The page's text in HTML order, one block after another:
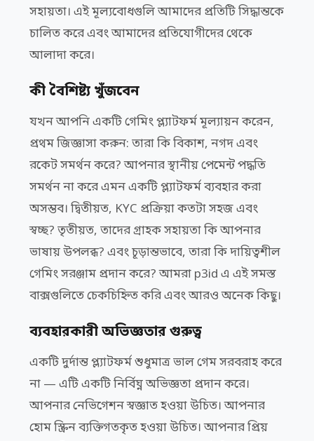
সহায়তা। এই মূল্যবোধগুলি আমাদের প্রতিটি সিদ্ধান্তকে
চালিত করে এবং আমাদের প্রতিযোগীদের থেকে
আলাদা করে।
কী বৈশিষ্ট্য খুঁজবেন
যখন আপনি একটি গেমিং প্ল্যাটফর্ম মূল্যায়ন করেন,
প্রথম জিজ্ঞাসা করুন: তারা কি বিকাশ, নগদ এবং
রকেট সমর্থন করে? আপনার স্থানীয় পেমেন্ট পদ্ধতি
সমর্থন না করে এমন একটি প্ল্যাটফর্ম ব্যবহার করা
অসম্ভব। দ্বিতীয়ত, KYC প্রক্রিয়া কতটা সহজ এবং
স্বচ্ছ? তৃতীয়ত, তাদের গ্রাহক সহায়তা কি আপনার
ভাষায় উপলব্ধ? এবং চূড়ান্তভাবে, তারা কি দায়িত্বশীল
গেমিং সরঞ্জাম প্রদান করে? আমরা p3id এ এই সমস্ত
বাক্সগুলিতে চেকচিহ্নিত করি এবং আরও অনেক কিছু।
ব্যবহারকারী অভিজ্ঞতার গুরুত্ব
একটি দুর্দান্ত প্ল্যাটফর্ম শুধুমাত্র ভাল গেম সরবরাহ করে
না — এটি একটি নির্বিঘ্ন অভিজ্ঞতা প্রদান করে।
আপনার নেভিগেশন স্বজ্ঞাত হওয়া উচিত। আপনার
হোম স্ক্রিন ব্যক্তিগতকৃত হওয়া উচিত। আপনার প্রিয়